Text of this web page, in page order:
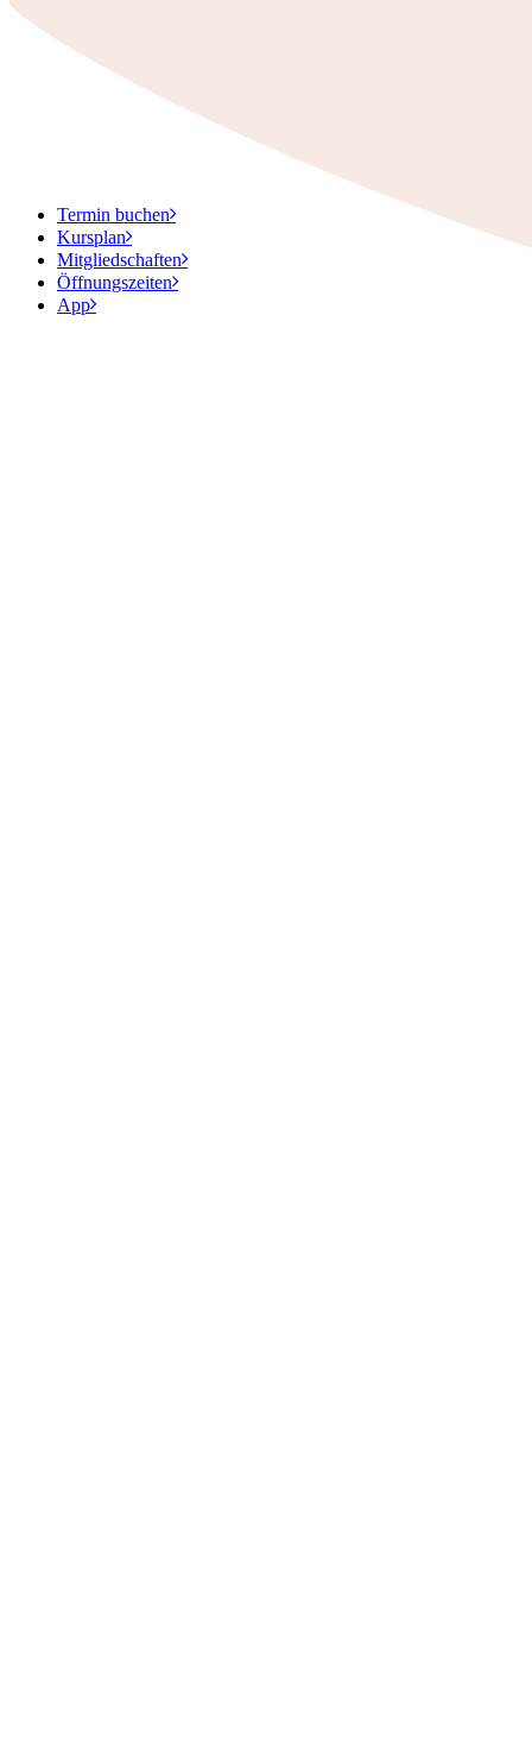
Termin buchen
Kursplan
Mitgliedschaften
Öffnungszeiten
App